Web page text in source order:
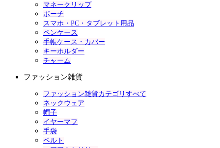
マネークリップ
ポーチ
スマホ・PC・タブレット用品
ペンケース
手帳ケース・カバー
キーホルダー
チャーム
ファッション雑貨
ファッション雑貨カテゴリすべて
ネックウェア
帽子
イヤーマフ
手袋
ベルト